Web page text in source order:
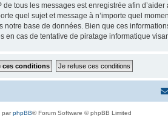
tous les messages est enregistrée afin
quel sujet et message à n’importe quel
base de données. Bien que ces
cas de tentative de piratage informatique
parphpBB® Forum Software © phpBB Limited